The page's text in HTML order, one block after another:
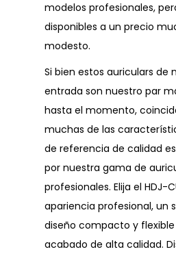
modelos profesionales,
disponibles a un precio
modesto.
Si bien estos auriculars de
entrada son nuestro par
hasta el momento,
muchas de las
de referencia de calidad
por nuestra gama de
profesionales. Elija el HDJ-
apariencia profesional, un
diseño compacto y
acabado de alta calidad.